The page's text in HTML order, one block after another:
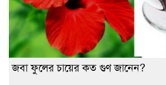
জবা ফুলের চায়ের কত গুণ জানেন?